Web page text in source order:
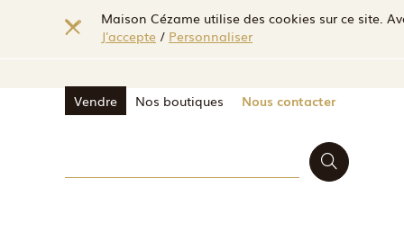
Maison Cézame utilise des cookies sur ce site.
J'accepte / Personnaliser
Vendre Nos boutiques Nous contacter